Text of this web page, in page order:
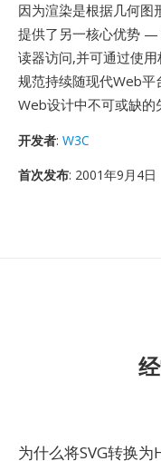
因为渲染是根据几何图
提供了另一核心优势 —
读器访问,并可通过使用
规范持续随现代Web平
Web设计中不可或缺的
开发者: W3C
首次发布: 2001年9月4日
为什么将SVG转换为